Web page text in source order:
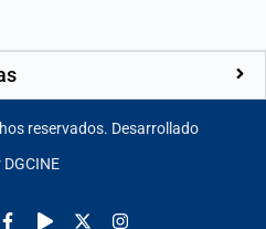
reservados. Desarrollado
DGCINE
Facebook-
Play Instagram